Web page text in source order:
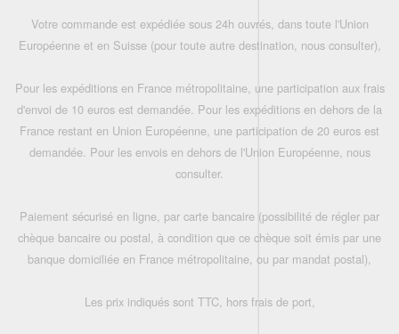
Votre commande est expédiée sous 24h ouvrés, dans toute l'Union
Européenne et en Suisse (pour toute autre destination, nous consulter),
Pour les expéditions en France métropolitaine, une participation aux frais
d'envoi de 10 euros est demandée. Pour les expéditions en dehors de la
France restant en Union Européenne, une participation de 20 euros est
demandée. Pour les envois en dehors de l'Union Européenne, nous
consulter.
Paiement sécurisé en ligne, par carte bancaire (possibilité de régler par
chèque bancaire ou postal, à condition que ce chèque soit émis par une
banque domiciliée en France métropolitaine, ou par mandat postal),
Les prix indiqués sont TTC, hors frais de port,